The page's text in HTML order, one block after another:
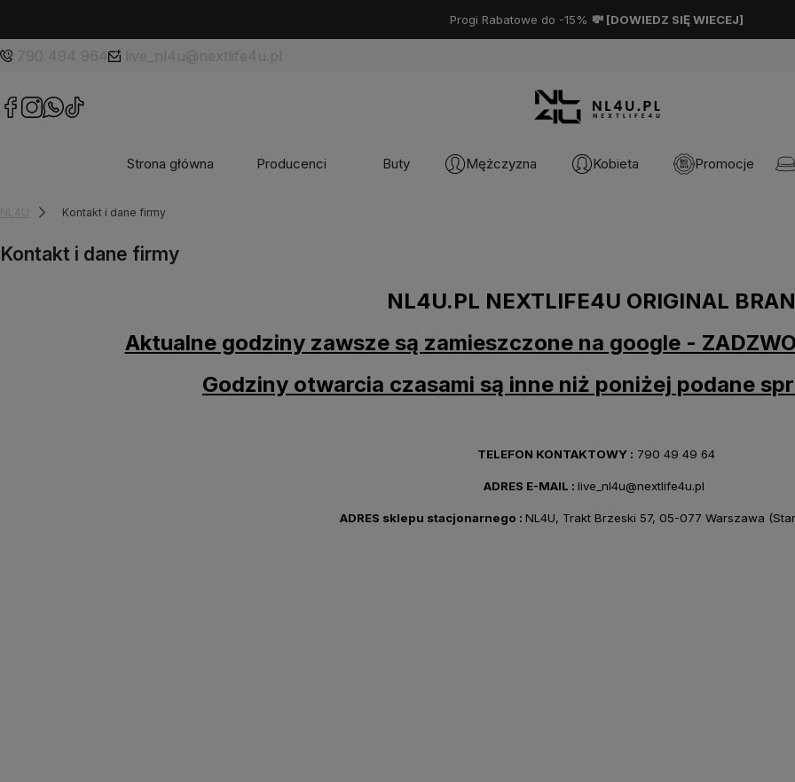
Progi Rabatowe do -15% 💸 [DOWIEDZ SIĘ WIECEJ]
Strona główna Producenci Buty Mężczyzna Kobieta Promocje
Kontakt i dane firmy
Kontakt i dane firmy
NL4U.PL NEXTLIFE4U ORIGINAL
Aktualne godziny zawsze są zamieszczone na google -
Godziny otwarcia czasami są inne niż poniżej podane
TELEFON KONTAKTOWY : 790 49 49 64
ADRES E-MAIL : live_nl4u@nextlife4u.pl
ADRES sklepu stacjonarnego : NL4U, Trakt Brzeski 57, 05-077 Warszawa